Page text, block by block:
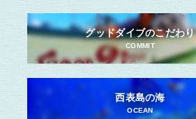
グッドダイブのこだわり
COMMIT
西表島の海
OCEAN